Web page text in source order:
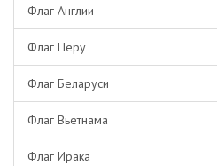
Флаг Англии
Флаг Перу
Флаг Беларуси
Флаг Вьетнама
Флаг Ирака